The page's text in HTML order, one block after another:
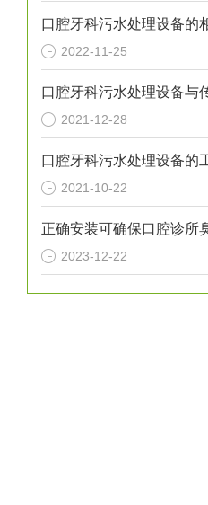
2022-11-25
2021-12-28
2021-10-22
2023-12-22